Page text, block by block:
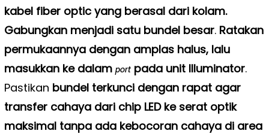
kabel fiber optic yang berasal dari kolam.
Gabungkan menjadi satu bundel besar. Ratakan
permukaannya dengan amplas halus, lalu
masukkan ke dalam portpada unit Illuminator.
Pastikan bundel terkunci dengan rapat agar
transfer cahaya dari chip LED ke serat optik
maksimal tanpa ada kebocoran cahaya di area